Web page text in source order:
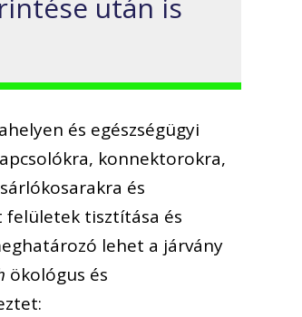
és egészségügyi
konnektorokra,
és
tisztítása és
lehet a járvány
ökológus és